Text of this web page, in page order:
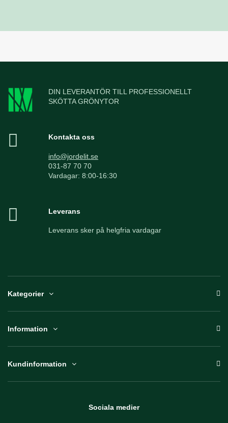
DIN LEVERANTÖR TILL PROFESSIONELLT
SKÖTTA GRÖNYTOR
Kontakta oss
info@jordelit.se
031-87 70 70
Vardagar: 8:00-16:30
Leverans
Leverans sker på helgfria vardagar
Kategorier
Information
Kundinformation
Sociala medier